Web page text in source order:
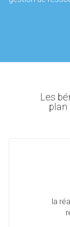
Les
plan
la